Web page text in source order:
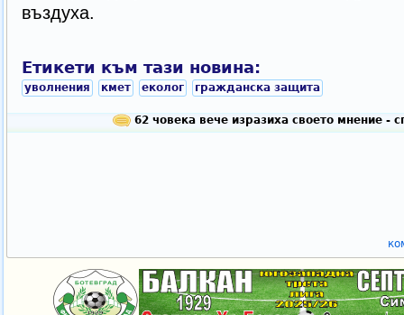
въздуха.
Етикети към тази новина:
уволнения кмет еколог гражданска защита
62 човека вече изразиха своето мнение -